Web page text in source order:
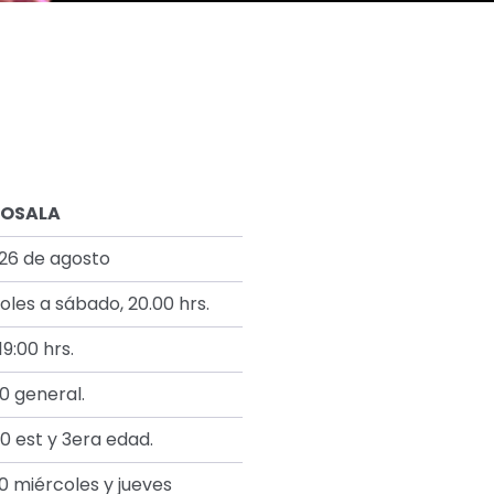
de agosto
a sábado, 20.00 hrs.
hrs.
general.
est y 3era edad.
miércoles y jueves